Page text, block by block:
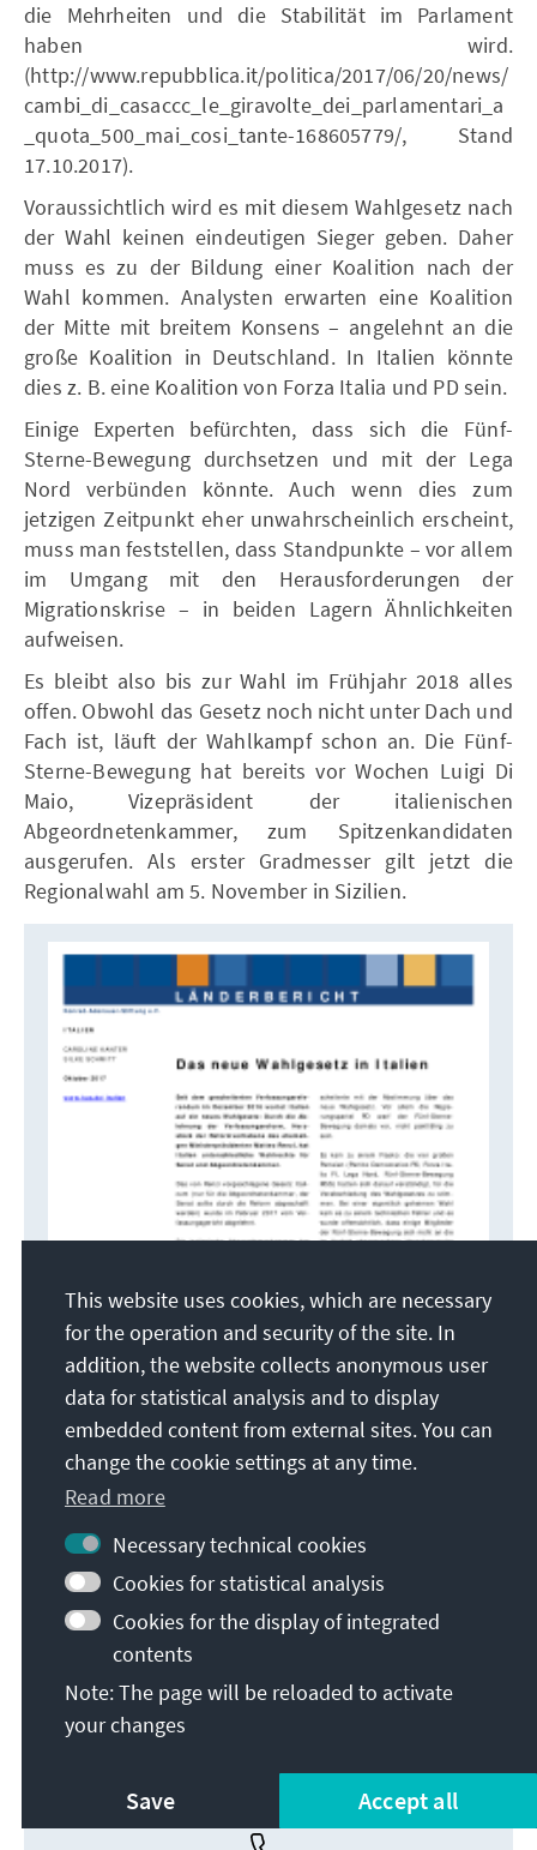
die Mehrheiten und die Stabilität im Parlament
haben wird.
(http://www.repubblica.it/politica/2017/06/20/news/
cambi_di_casaccc_le_giravolte_dei_parlamentari_a
_quota_500_mai_cosi_tante-168605779/, Stand
17.10.2017).
Voraussichtlich wird es mit diesem Wahlgesetz nach
der Wahl keinen eindeutigen Sieger geben. Daher
muss es zu der Bildung einer Koalition nach der
Wahl kommen. Analysten erwarten eine Koalition
der Mitte mit breitem Konsens – angelehnt an die
große Koalition in Deutschland. In Italien könnte
dies z. B. eine Koalition von Forza Italia und PD sein.
Einige Experten befürchten, dass sich die Fünf-
Sterne-Bewegung durchsetzen und mit der Lega
Nord verbünden könnte. Auch wenn dies zum
jetzigen Zeitpunkt eher unwahrscheinlich erscheint,
muss man feststellen, dass Standpunkte – vor allem
im Umgang mit den Herausforderungen der
Migrationskrise – in beiden Lagern Ähnlichkeiten
aufweisen.
Es bleibt also bis zur Wahl im Frühjahr 2018 alles
offen. Obwohl das Gesetz noch nicht unter Dach und
Fach ist, läuft der Wahlkampf schon an. Die Fünf-
Sterne-Bewegung hat bereits vor Wochen Luigi Di
Maio, Vizepräsident der italienischen
Abgeordnetenkammer, zum Spitzenkandidaten
ausgerufen. Als erster Gradmesser gilt jetzt die
Regionalwahl am 5. November in Sizilien.
Das neue Wahlgesetz in Italien (Pdf)
Download
This website uses cookies, which are necessary
for the operation and security of the site. In
addition, the website collects anonymous user
data for statistical analysis and to display
embedded content from external sites. You can
change the cookie settings at any time.
Read more
Necessary technical cookies
Cookies for statistical analysis
Cookies for the display of integrated
contents
Note: The page will be reloaded to activate
your changes
Save Accept all